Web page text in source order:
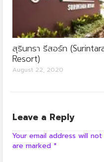
สุรินทรา รีสอร์ท
Resort)
August 22, 2020
Leave a Reply
Your email address will
are marked *